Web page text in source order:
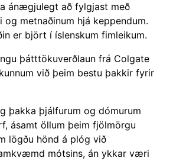
ánægjulegt að fylgjast með
og metnaðinum hjá keppendum.
er björt í íslenskum fimleikum.
þátttökuverðlaun frá Colgate
við þeim bestu þakkir fyrir
þakka þjálfurum og dómurum
ásamt öllum þeim fjölmörgu
lögðu hönd á plóg við
mótsins, án ykkar væri